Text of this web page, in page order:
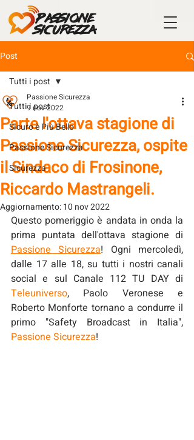
Post
Tutti i post
Sicuro è Più Bello
Passione Sicurezza
Sicurezza
Tutti i post
Parte l'ottava stagione di
Passione Sicurezza, ospite
il Sindaco di Frosinone,
Riccardo Mastrangeli.
Passione Sicurezza
9 nov 2022
Aggiornamento:10 nov 2022
Questo pomeriggio è andata in onda la
Passione Sicurezza! Ogni mercoledì,
dalle 17 alle 18, su tutti i nostri canali
Teleuniverso, Paolo Veronese e
Roberto Monforte tornano a condurre il
Passione Sicurezza!